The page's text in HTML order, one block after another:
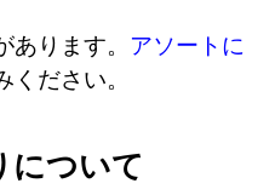
ります。 アソートに
ください。
について